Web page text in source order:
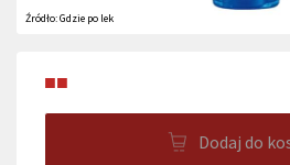
Źródło:Gdzie po lek
■■
Dodaj do